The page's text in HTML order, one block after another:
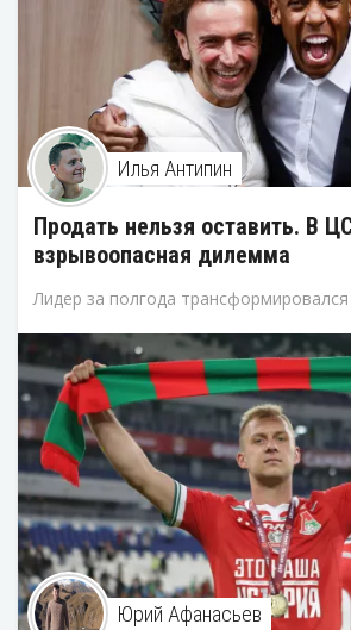
Илья Антипин
Продать нельзя оставить. В
взрывоопасная дилемма
Лидер за полгода трансформировался
Юрий Афанасьев